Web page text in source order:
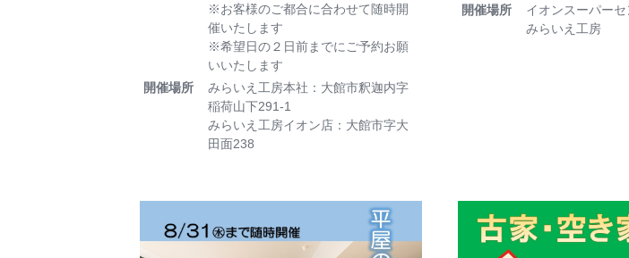
※お客様のご都合に合わせて随時開
催いたします
※希望日の２日前までにご予約お願
いいたします
開催場所
みらいえ工房本社：大館市釈迦内字
稲荷山下291-1
みらいえ工房イオン店：大館市字大
田面238
開催場所
イオンスーパー
みらいえ工房